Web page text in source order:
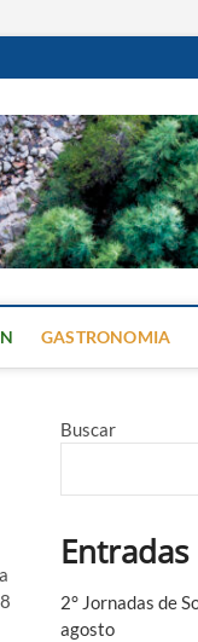
GASTRONOMIA
Buscar
2° Jornadas de
agosto